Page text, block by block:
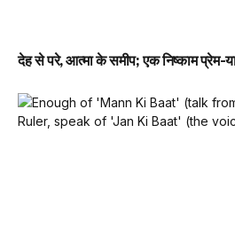
देह से परे, आत्मा के समीप; एक निष्काम प्रेम-